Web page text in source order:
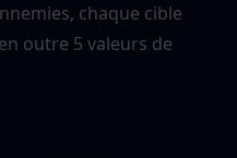
chaque cible
outre 5 valeurs de